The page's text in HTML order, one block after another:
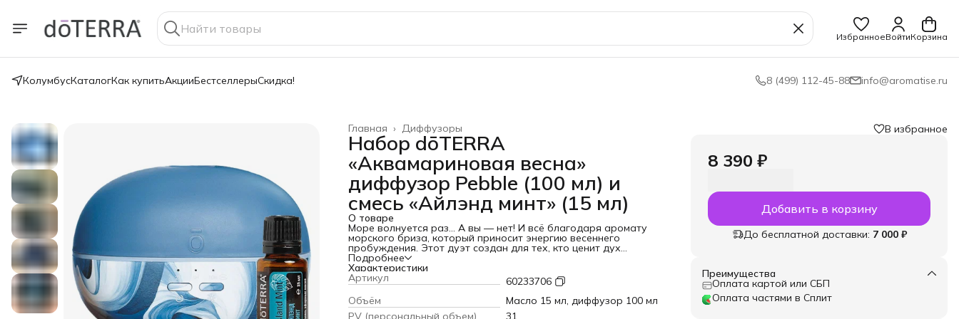
ИзбранноеВойтиКорзина
КолумбусКаталогКак купитьАкцииБестселлерыСкидка! 8 (499) 112-45-88 info@aromatise.ru
Диффузоры
Главная ›
Набор dōTERRA
«Аквамариновая весна»
диффузор Pebble (100 мл) и
смесь «Айлэнд минт» (15 мл)
О товаре
Море волнуется раз… А вы — нет! И всё благодаря аромату
морского бриза, который приносит энергию весеннего
пробуждения. Этот дуэт создан для тех, кто ценит дух
странствий.
Аромат смеси dōTERRA «Айлэнд минт» — как глоток чистого
воздуха на берегу океана. В композиции смешались сочные
брызги лайма и лимона, прохладная глубина мяты перечной и
тягучая, смолистая нота ели. Этот аккорд тонизирует,
облегчает дыхание и дарит ощущение радости, как вид на
Подробнее
Характеристики
Артикул
60233706
Объём
Масло 15 мл, диффузор 100 мл
PV (персональный объем)
31
В избранное
8 390 ₽
Добавить в корзину
До бесплатной доставки: 7 000 ₽
Преимущества
Оплата картой или СБП
Оплата частями в Сплит